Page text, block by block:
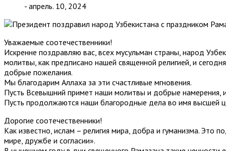
- апрель. 10, 2024
Уважаемые соотечественники!
Искренне поздравляю вас, всех мусульман страны, народ
молитвы, как предписано нашей священной религией, и
добрые пожелания.
Мы благодарим Аллаха за эти счастливые мгновения.
Пусть Всевышний примет наши молитвы и добрые намерения,
Пусть продолжаются наши благородные дела во имя высшей
Дорогие соотечественники!
Как известно, ислам – религия мира, добра и гуманизма. Это
мире, дружбе и согласии».